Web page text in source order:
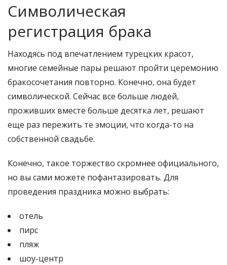
Символическая
регистрация брака
Находясь под впечатлением турецких красот,
многие семейные пары решают пройти церемонию
бракосочетания повторно. Конечно, она будет
символической. Сейчас все больше людей,
проживших вместе больше десятка лет, решают
еще раз пережить те эмоции, что когда-то на
собственной свадьбе.
Конечно, такое торжество скромнее официального,
но вы сами можете пофантазировать. Для
проведения праздника можно выбрать:
отель
пирс
пляж
шоу-центр